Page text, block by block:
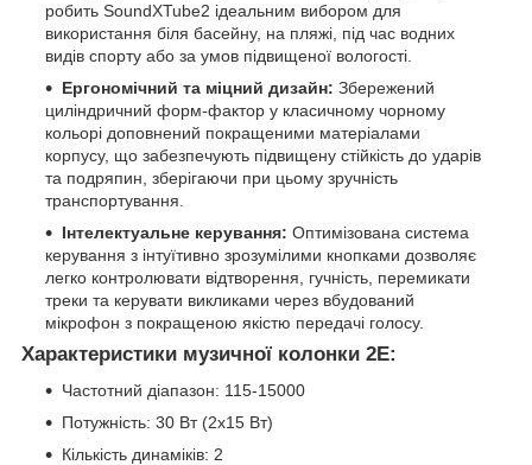
робить SoundXTube2 ідеальним вибором для
використання біля басейну, на пляжі, під час водних
видів спорту або за умов підвищеної вологості.
Ергономічний та міцний дизайн: Збережений
циліндричний форм-фактор у класичному чорному
кольорі доповнений покращеними матеріалами
корпусу, що забезпечують підвищену стійкість до ударів
та подряпин, зберігаючи при цьому зручність
транспортування.
Інтелектуальне керування: Оптимізована система
керування з інтуїтивно зрозумілими кнопками дозволяє
легко контролювати відтворення, гучність, перемикати
треки та керувати викликами через вбудований
мікрофон з покращеною якістю передачі голосу.
Характеристики музичної колонки 2E:
Частотний діапазон: 115-15000
Потужність: 30 Вт (2x15 Вт)
Кількість динаміків: 2